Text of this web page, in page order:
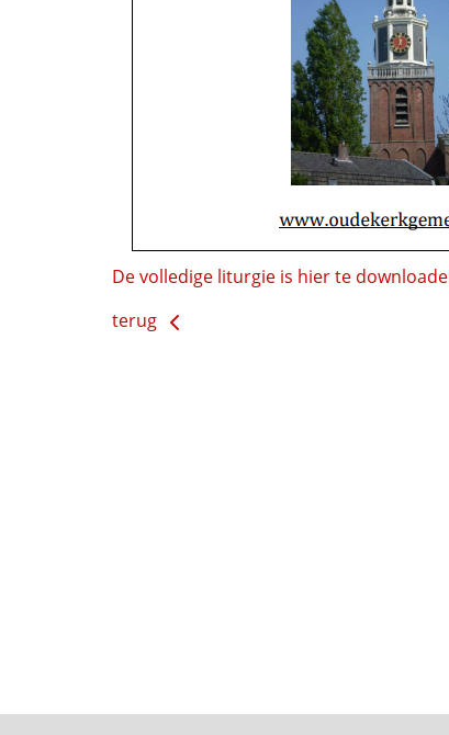
De volledige liturgie is hier te
terug